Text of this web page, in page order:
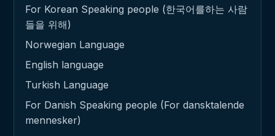
For Korean Speaking people (한국어를하는 사람
들을 위해)
Norwegian Language
English language
Turkish Language
For Danish Speaking people (For dansktalende
mennesker)